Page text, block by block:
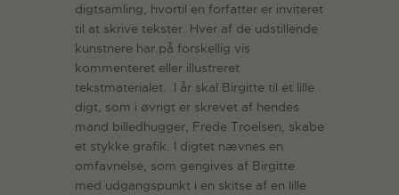
digtsamling, hvortil en forfatter er inviteret
til at skrive tekster. Hver af de udstillende
kunstnere har på forskellig vis
kommenteret eller illustreret
tekstmaterialet. I år skal Birgitte til et lille
digt, som i øvrigt er skrevet af hendes
mand billedhugger, Frede Troelsen, skabe
et stykke grafik. I digtet nævnes en
omfavnelse, som gengives af Birgitte
med udgangspunkt i en skitse af en lille